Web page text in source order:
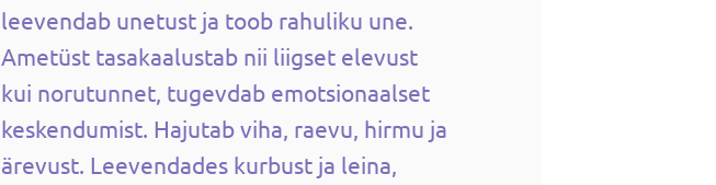
leevendab unetust ja toob rahuliku une.
Ametüst tasakaalustab nii liigset elevust
kui norutunnet, tugevdab emotsionaalset
keskendumist. Hajutab viha, raevu, hirmu ja
ärevust. Leevendades kurbust ja leina,